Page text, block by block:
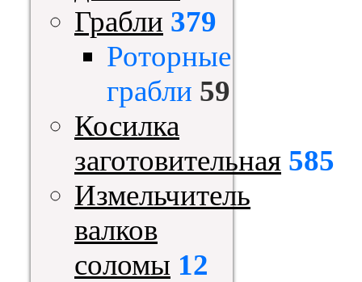
Грабли 379
Роторные
грабли 59
Косилка
заготовительная 585
Измельчитель
валков
соломы 12